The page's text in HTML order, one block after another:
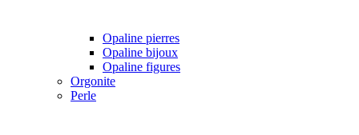
Opaline pierres
Opaline bijoux
Opaline figures
Orgonite
Perle